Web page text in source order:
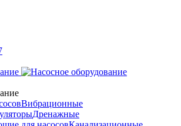
Вибрационные
Дренажные